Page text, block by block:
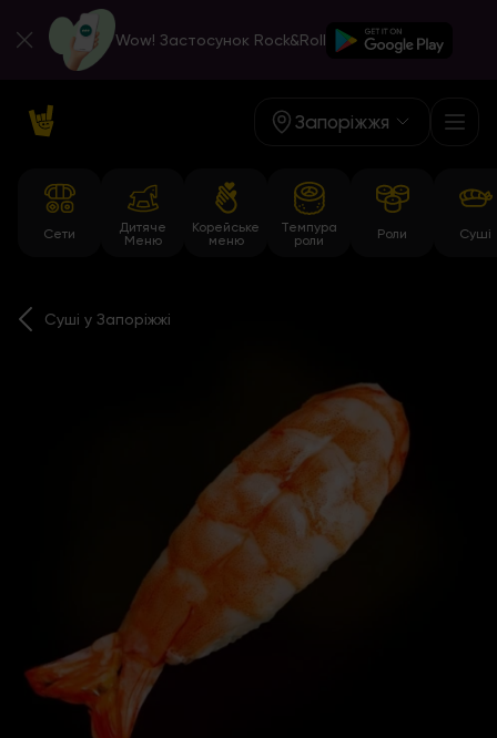
Wow! Застосунок Rock&Roll
Запоріжжя
Сети
Дитяче
Меню
Корейське
меню
Темпура
роли
Роли Суші
Суші у Запоріжжі